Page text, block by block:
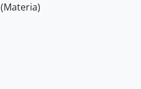
(Materia)